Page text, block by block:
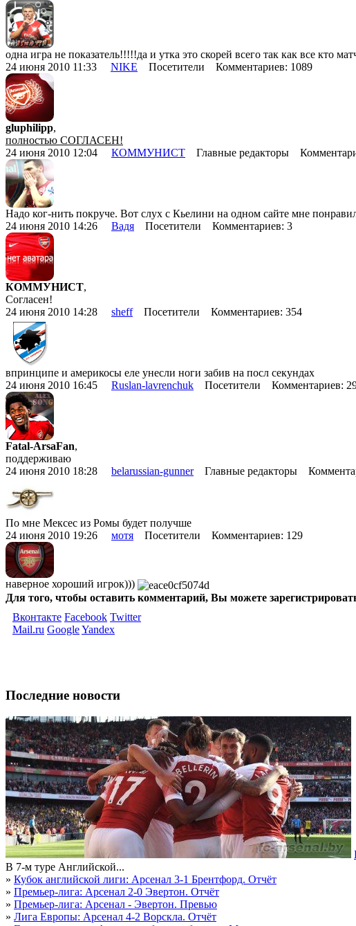
одна игра не показатель!!!!!да и утка это скорей всего так как все
24 июня 2010 11:33 NIKE Посетители Комментариев: 1089
gluphilipp,
полностью СОГЛАСЕН!
24 июня 2010 12:04 КОММУНИСТ Главные редакторы
Надо ког-нить покруче. Вот слух с Кьелини на одном сайте мне
24 июня 2010 14:26 Вадя Посетители Комментариев: 3
КОММУНИСТ,
Согласен!
24 июня 2010 14:28 sheffПосетители Комментариев: 354
впринципе и америкосы еле унесли ноги забив на посл секундах
24 июня 2010 16:45 Ruslan-lavrenchuk Посетители Комментариев:
Fatal-ArsaFan,
поддерживаю
24 июня 2010 18:28 belarussian-gunnerГлавные редакторы
По мне Мексес из Ромы будет получше
24 июня 2010 19:26 мотя Посетители Комментариев: 129
наверное хороший игрок)))
Для того, чтобы оставить комментарий, Вы можете
Вконтакте Facebook Twitter
Mail.ru GoogleYandex
Последние новости
В 7-м туре Английской...
» Кубок английской лиги: Арсенал 3-1 Брентфорд. Отчёт
» Премьер-лига: Арсенал 2-0 Эвертон. Отчёт
» Премьер-лига: Арсенал - Эвертон. Превью
» Лига Европы: Арсенал 4-2 Ворскла. Отчёт